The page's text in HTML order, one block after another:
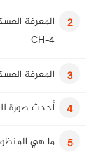
2
المعرفة
CH-4
3 المعرفة العسكرية:
4 أحدث صورة
5
ما هي